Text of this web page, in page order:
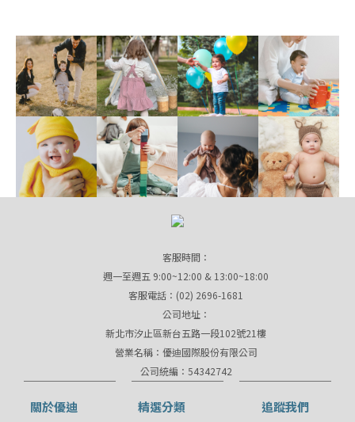
客服時間：
週一至週五 9:00~12:00 & 13:00~18:00
客服電話：(02) 2696-1681
公司地址：
新北市汐止區新台五路一段102號21樓
營業名稱：優迪國際股份有限公司
公司統編：54342742
關於優迪 精選分類 追蹤我們